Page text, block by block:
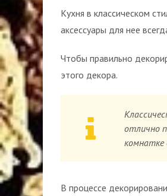
Кухня в классическом
аксессуары для нее
Чтобы правильно
этого декора.
отлично
комнатке
В процессе